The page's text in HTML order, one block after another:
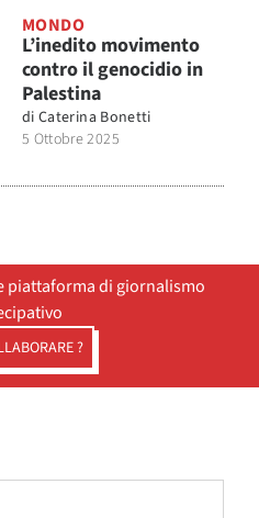
MONDO
L’inedito movimento
contro il genocidio in
Palestina
di Caterina Bonetti
5 Ottobre 2025
piattaforma di giornalismo
?